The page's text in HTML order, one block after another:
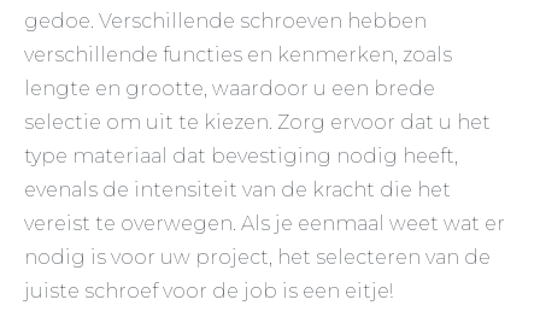
gedoe. Verschillende schroeven hebben
verschillende functies en kenmerken, zoals
lengte en grootte, waardoor u een brede
selectie om uit te kiezen. Zorg ervoor dat u het
type materiaal dat bevestiging nodig heeft,
evenals de intensiteit van de kracht die het
vereist te overwegen. Als je eenmaal weet wat er
nodig is voor uw project, het selecteren van de
juiste schroef voor de job is een eitje!